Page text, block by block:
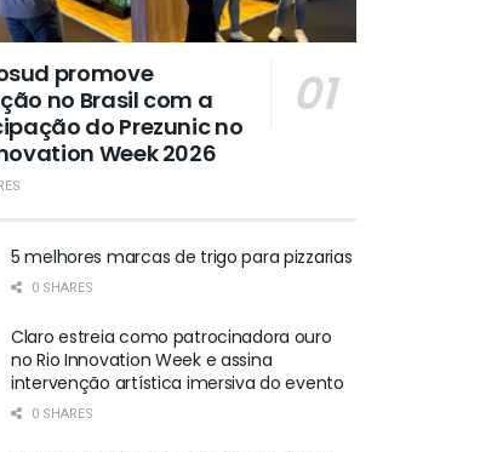
promove
no Brasil com a
do Prezunic no
Week 2026
5 melhores marcas de trigo para pizzarias
0 SHARES
Claro estreia como patrocinadora ouro
no Rio Innovation Week e assina
intervenção artística imersiva do evento
0 SHARES